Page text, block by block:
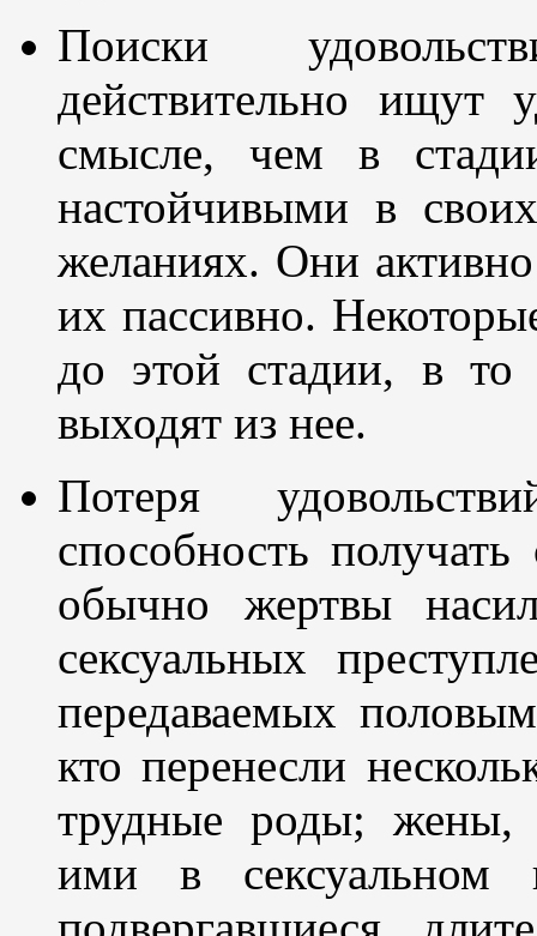
Поиски
действительно ищут
смысле, чем в
настойчивыми в
желаниях. Они
их пассивно.
до этой стадии, в то
выходят из нее.
Потеря
способность получать
обычно жертвы
сексуальных
передаваемых
кто перенесли
трудные роды; жены,
ими в